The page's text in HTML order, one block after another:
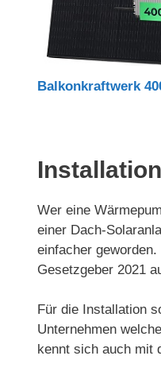
Balkonkraftwerk
Wer eine
einer Dach-
einfacher
Gesetzgeber 2021
Für die Installation
Unternehmen
kennt sich auch mit